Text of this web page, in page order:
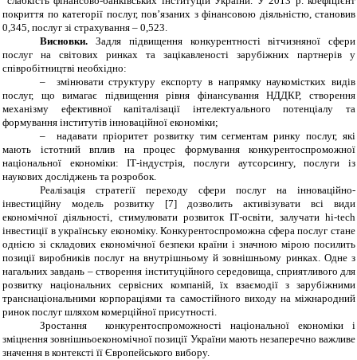
покриття по категорії послуг, пов’язаних з фінансовою діяльністю, становив
0,345, послуг зі страхування – 0,523.
Висновки.Задля підвищення конкурентності вітчизняної сфери
послуг на світових ринках та зацікавленості зарубіжних партнерів у
співробітництві необхідно:
–
змінювати структуру експорту в напрямку наукомістких видів
послуг, що вимагає підвищення рівня фінансування НДДКР, створення
механізму ефективної капіталізації інтелектуального потенціалу та
формування інститутів інноваційної економіки;
–
надавати пріоритет розвитку тим сегментам ринку послуг, які
мають істотний вплив на процес формування конкурентоспроможної
національної економіки: ІТ-індустрія, послуги аутсорсингу, послуги із
наукових досліджень та розробок.
Реалізація стратегії переходу сфери послуг на інноваційно-
інвестиційну модель розвитку [7] дозволить активізувати всі види
економічної діяльності, стимулювати розвиток ІТ-освіти, залучати hi-tech
інвестиції в українську економіку. Конкурентоспроможна сфера послуг стане
однією зі складових економічної безпеки країни і значною мірою посилить
позиції виробників послуг на внутрішньому й зовнішньому ринках. Одне з
нагальних завдань – створення інституційного середовища, сприятливого для
розвитку національних сервісних компаній, їх взаємодії з зарубіжними
транснаціональними корпораціями та самостійного виходу на міжнародний
ринок послуг шляхом комерційної присутності.
Зростання конкурентоспроможності національної економіки і
зміцнення зовнішньоекономічної позиції України мають незаперечно важливе
значення в контексті її Європейського вибору.